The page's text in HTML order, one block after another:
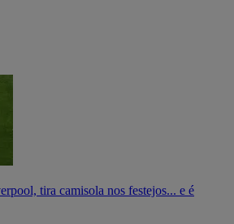
tira camisola nos festejos... e é